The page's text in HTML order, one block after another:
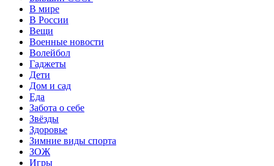
В мире
В России
Вещи
Военные новости
Волейбол
Гаджеты
Дети
Дом и сад
Еда
Забота о себе
Звёзды
Здоровье
Зимние виды спорта
ЗОЖ
Игры